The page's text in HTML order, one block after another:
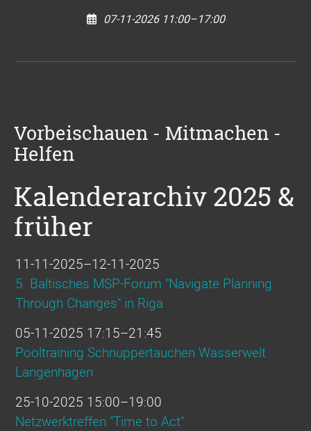
07-11-2026 11:00–17:00
Vorbeischauen - Mitmachen -
Helfen
Kalenderarchiv 2025 &
früher
11-11-2025–12-11-2025
5. Baltisches MSP-Forum "Navigate Planning
Through Changes" in Riga
05-11-2025 17:15–21:45
Pooltraining Schnuppertauchen Wasserwelt
Langenhagen
25-10-2025 15:00–19:00
Netzwerktreffen "Time to Act"